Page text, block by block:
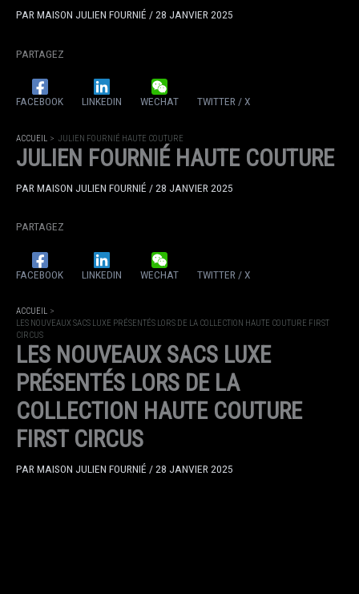
PARMAISON JULIEN FOURNIÉ /28 JANVIER 2025
PARTAGEZ
FACEBOOK LINKEDIN WECHAT TWITTER / X
ACCUEIL JULIEN FOURNIÉ HAUTE COUTURE
JULIEN FOURNIÉ HAUTE COUTURE
PAR MAISON JULIEN FOURNIÉ /28 JANVIER 2025
PARTAGEZ
FACEBOOK LINKEDIN WECHAT TWITTER / X
ACCUEIL
LES NOUVEAUX SACS LUXE PRÉSENTÉS LORS DE LA COLLECTION HAUTE COUTURE FIRST
CIRCUS
LES NOUVEAUX SACS LUXE
PRÉSENTÉS LORS DE LA
COLLECTION HAUTE COUTURE
FIRST CIRCUS
PAR MAISON JULIEN FOURNIÉ /28 JANVIER 2025